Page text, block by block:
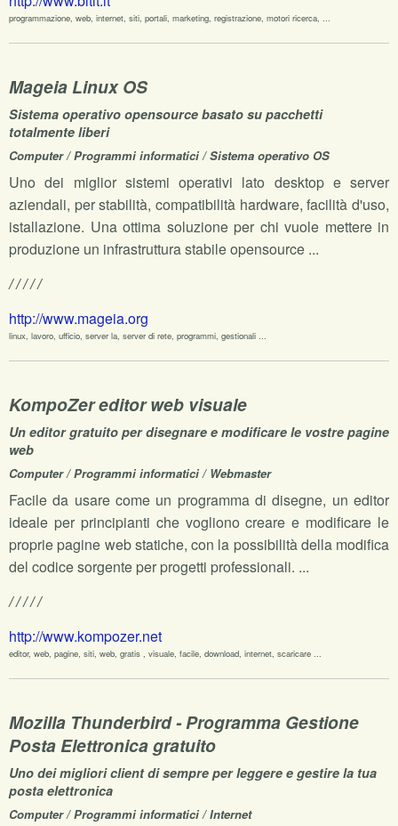
programmazione, web, internet, siti, portali, marketing, registrazione, motori ricerca, ...
Mageia Linux OS
Sistema operativo opensource basato su pacchetti
totalmente liberi
Computer / Programmi informatici / Sistema operativo OS
Uno dei miglior sistemi operativi lato desktop e server
aziendali, per stabilità, compatibilità hardware, facilità d'uso,
istallazione. Una ottima soluzione per chi vuole mettere in
produzione un infrastruttura stabile opensource ...
/ / / / /
http://www.mageia.org
linux, lavoro, ufficio, server la, server di rete, programmi, gestionali ...
KompoZer editor web visuale
Un editor gratuito per disegnare e modificare le vostre pagine
web
Computer / Programmi informatici / Webmaster
Facile da usare come un programma di disegne, un editor
ideale per principianti che vogliono creare e modificare le
proprie pagine web statiche, con la possibilità della modifica
del codice sorgente per progetti professionali. ...
/ / / / /
http://www.kompozer.net
editor, web, pagine, siti, web, gratis , visuale, facile, download, internet, scaricare ...
Mozilla Thunderbird - Programma Gestione
Posta Elettronica gratuito
Uno dei migliori client di sempre per leggere e gestire la tua
posta elettronica
Computer / Programmi informatici / Internet